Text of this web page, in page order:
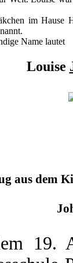
im Hause
Name lautet
Louise
aus dem
19.